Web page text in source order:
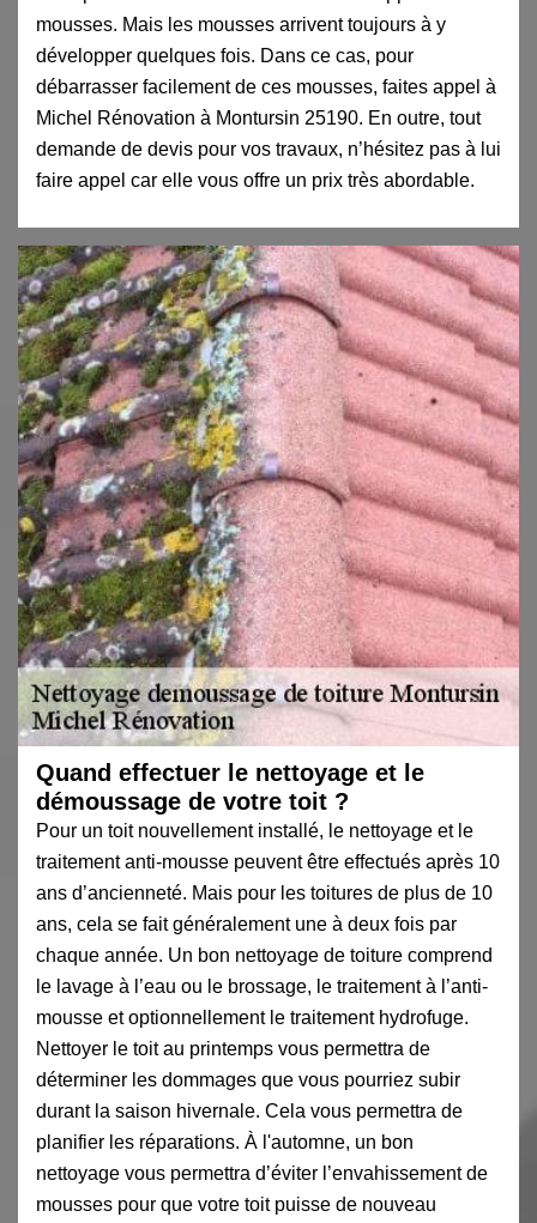
mousses. Mais les mousses arrivent toujours à y
développer quelques fois. Dans ce cas, pour
débarrasser facilement de ces mousses, faites appel à
Michel Rénovation à Montursin 25190. En outre, tout
demande de devis pour vos travaux, n’hésitez pas à lui
faire appel car elle vous offre un prix très abordable.
Quand effectuer le nettoyage et le
démoussage de votre toit ?
Pour un toit nouvellement installé, le nettoyage et le
traitement anti-mousse peuvent être effectués après 10
ans d’ancienneté. Mais pour les toitures de plus de 10
ans, cela se fait généralement une à deux fois par
chaque année. Un bon nettoyage de toiture comprend
le lavage à l’eau ou le brossage, le traitement à l’anti-
mousse et optionnellement le traitement hydrofuge.
Nettoyer le toit au printemps vous permettra de
déterminer les dommages que vous pourriez subir
durant la saison hivernale. Cela vous permettra de
planifier les réparations. À l'automne, un bon
nettoyage vous permettra d’éviter l’envahissement de
mousses pour que votre toit puisse de nouveau